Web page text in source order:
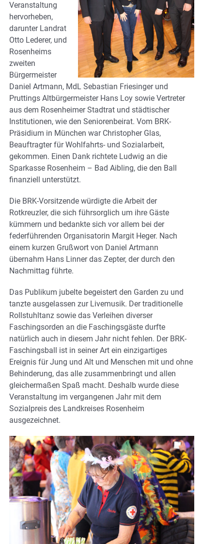
Veranstaltung
hervorheben,
darunter Landrat
Otto Lederer, und
Rosenheims
zweiten
Bürgermeister
Daniel Artmann, MdL Sebastian Friesinger und
Pruttings Altbürgermeister Hans Loy sowie Vertreter
aus dem Rosenheimer Stadtrat und städtischer
Institutionen, wie den Seniorenbeirat. Vom BRK-
Präsidium in München war Christopher Glas,
Beauftragter für Wohlfahrts- und Sozialarbeit,
gekommen. Einen Dank richtete Ludwig an die
Sparkasse Rosenheim – Bad Aibling, die den Ball
finanziell unterstützt.
Die BRK-Vorsitzende würdigte die Arbeit der
Rotkreuzler, die sich führsorglich um ihre Gäste
kümmern und bedankte sich vor allem bei der
federführenden Organisatorin Margit Heger. Nach
einem kurzen Grußwort von Daniel Artmann
übernahm Hans Linner das Zepter, der durch den
Nachmittag führte.
Das Publikum jubelte begeistert den Garden zu und
tanzte ausgelassen zur Livemusik. Der traditionelle
Rollstuhltanz sowie das Verleihen diverser
Faschingsorden an die Faschingsgäste durfte
natürlich auch in diesem Jahr nicht fehlen. Der BRK-
Faschingsball ist in seiner Art ein einzigartiges
Ereignis für Jung und Alt und Menschen mit und ohne
Behinderung, das alle zusammenbringt und allen
gleichermaßen Spaß macht. Deshalb wurde diese
Veranstaltung im vergangenen Jahr mit dem
Sozialpreis des Landkreises Rosenheim
ausgezeichnet.